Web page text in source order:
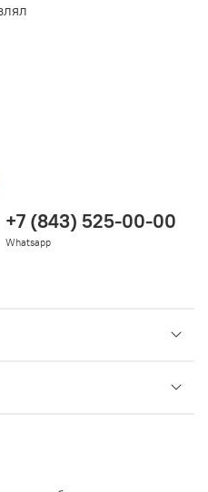
+7 (843) 525-00-00
Whatsapp